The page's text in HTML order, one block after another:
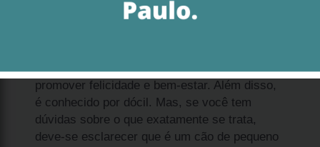
promover felicidade e bem-estar. Além disso,
é conhecido por dócil. Mas, se você tem
dúvidas sobre o que exatamente se trata,
deve-se esclarecer que é um cão de pequeno